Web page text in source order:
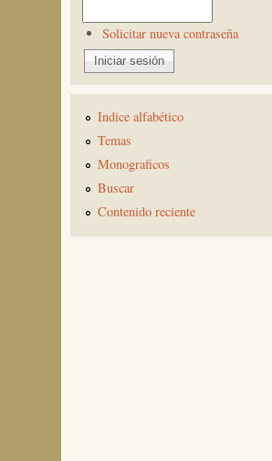
Solicitar nueva contraseña
Indice alfabético
Temas
Monograficos
Buscar
Contenido reciente